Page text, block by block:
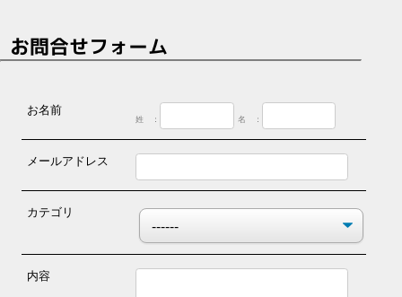
お問合せフォーム
お名前
姓 ： 名 ：
メールアドレス
カテゴリ
内容